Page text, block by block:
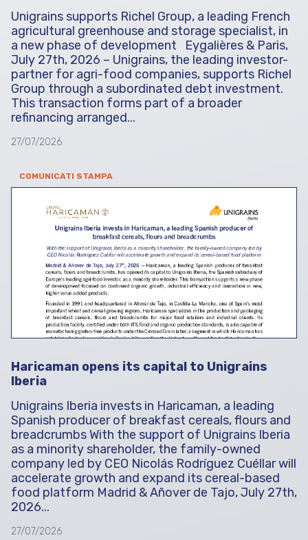
Unigrains supports Richel Group, a leading French
agricultural greenhouse and storage specialist, in
a new phase of development Eygalières & Paris,
July 27th, 2026 – Unigrains, the leading investor-
partner for agri-food companies, supports Richel
Group through a subordinated debt investment.
This transaction forms part of a broader
refinancing arranged...
27/07/2026
COMUNICATI STAMPA
Haricaman opens its capital to Unigrains
Iberia
Unigrains Iberia invests in Haricaman, a leading
Spanish producer of breakfast cereals, flours and
breadcrumbs With the support of Unigrains Iberia
as a minority shareholder, the family-owned
company led by CEO Nicolás Rodríguez Cuéllar will
accelerate growth and expand its cereal-based
food platform Madrid & Añover de Tajo, July 27th,
2026...
27/07/2026